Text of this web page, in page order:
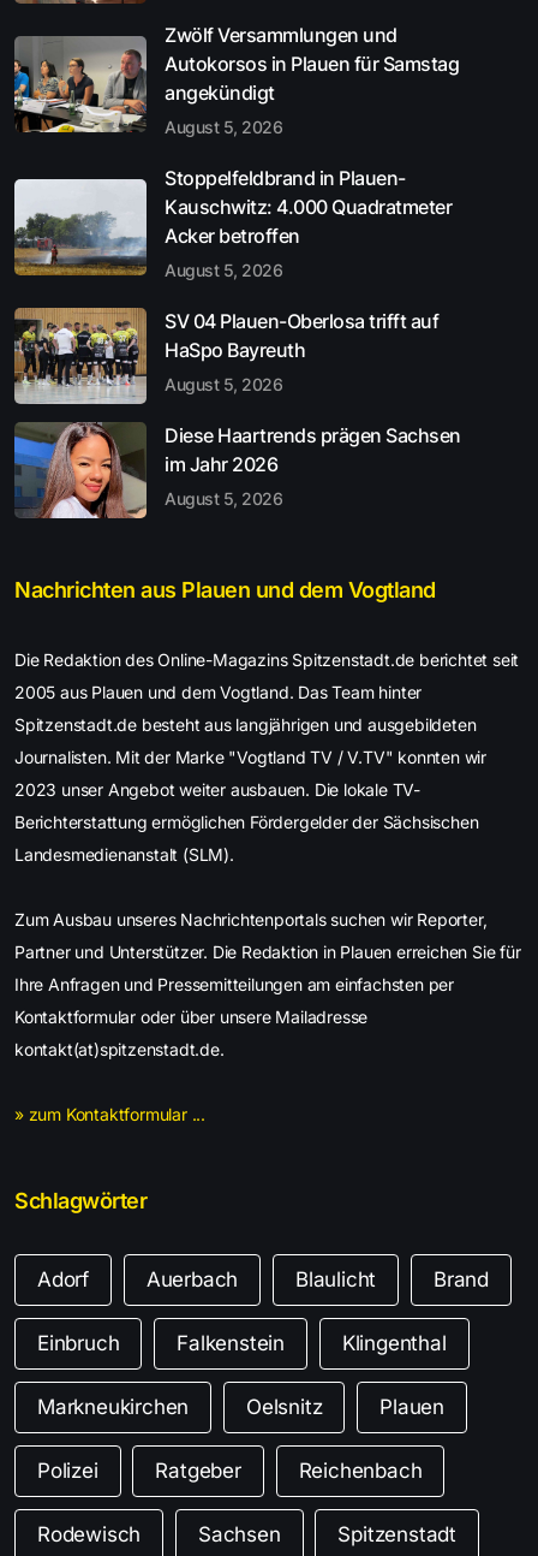
Zwölf Versammlungen und
Autokorsos in Plauen für Samstag
angekündigt
August 5, 2026
Stoppelfeldbrand in Plauen-
Kauschwitz: 4.000 Quadratmeter
Acker betroffen
August 5, 2026
SV 04 Plauen-Oberlosa trifft auf
HaSpo Bayreuth
August 5, 2026
Diese Haartrends prägen Sachsen
im Jahr 2026
August 5, 2026
Nachrichten aus Plauen und dem Vogtland
Die Redaktion des Online-Magazins Spitzenstadt.de berichtet seit
2005 aus Plauen und dem Vogtland. Das Team hinter
Spitzenstadt.de besteht aus langjährigen und ausgebildeten
Journalisten. Mit der Marke "Vogtland TV / V.TV" konnten wir
2023 unser Angebot weiter ausbauen. Die lokale TV-
Berichterstattung ermöglichen Fördergelder der Sächsischen
Landesmedienanstalt (SLM).
Zum Ausbau unseres Nachrichtenportals suchen wir Reporter,
Partner und Unterstützer. Die Redaktion in Plauen erreichen Sie für
Ihre Anfragen und Pressemitteilungen am einfachsten per
Kontaktformular oder über unsere Mailadresse
kontakt(at)spitzenstadt.de.
» zum Kontaktformular ...
Schlagwörter
Adorf Auerbach Blaulicht Brand
Einbruch Falkenstein Klingenthal
Markneukirchen Oelsnitz Plauen
Polizei Ratgeber Reichenbach
Rodewisch Sachsen Spitzenstadt